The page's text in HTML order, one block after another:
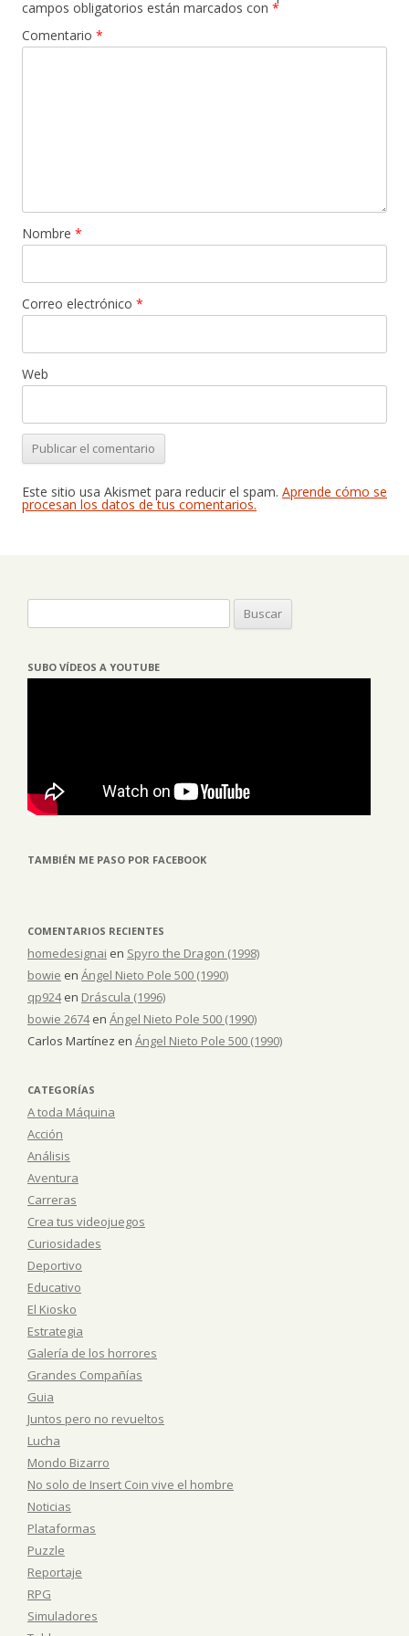
campos obligatorios están marcados con *
Comentario *
Nombre *
Correo electrónico *
Web
Este sitio usa Akismet para reducir el spam. Aprende cómo se
procesan los datos de tus comentarios.
SUBO VÍDEOS A YOUTUBE
TAMBIÉN ME PASO POR FACEBOOK
COMENTARIOS RECIENTES
homedesignai en Spyro the Dragon (1998)
bowie en Ángel Nieto Pole 500 (1990)
qp924en Dráscula (1996)
bowie 2674en Ángel Nieto Pole 500 (1990)
Carlos Martínez en Ángel Nieto Pole 500 (1990)
CATEGORÍAS
A toda Máquina
Acción
Análisis
Aventura
Carreras
Crea tus videojuegos
Curiosidades
Deportivo
Educativo
El Kiosko
Estrategia
Galería de los horrores
Grandes Compañías
Guia
Juntos pero no revueltos
Lucha
Mondo Bizarro
No solo de Insert Coin vive el hombre
Noticias
Plataformas
Puzzle
Reportaje
RPG
Simuladores